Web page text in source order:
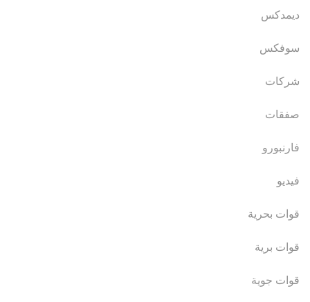
ديمدكس
سوفكس
شركات
صفقات
فارنبورو
فيديو
قوات بحرية
قوات برية
قوات جوية